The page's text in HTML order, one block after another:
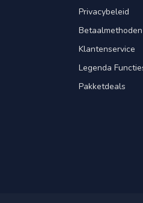
Privacybeleid
Betaalmethoden
Klantenservice
Legenda
Pakketdeals